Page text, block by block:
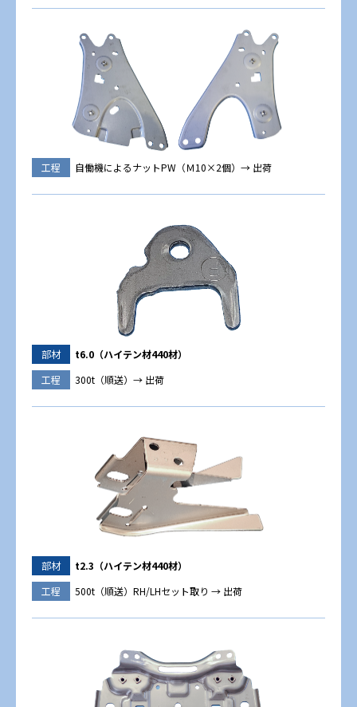
工程 自働機によるナットPW（Ｍ10×2個）→ 出荷
部材
t6.0（ハイテン材440材）
工程
300t（順送）→ 出荷
部材
t2.3（ハイテン材440材）
工程
500t（順送）RH/LHセット取り → 出荷